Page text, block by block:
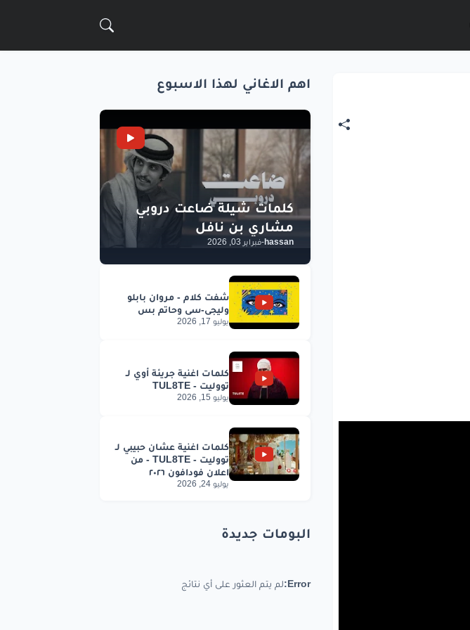
اهم الاغاني لهذا الاسبوع
hassan
-فبراير 03, 2026
يوليو 17, 2026
يوليو 15, 2026
يوليو 24, 2026
البومات جديدة
Error: لم يتم العثور على أي نتائج